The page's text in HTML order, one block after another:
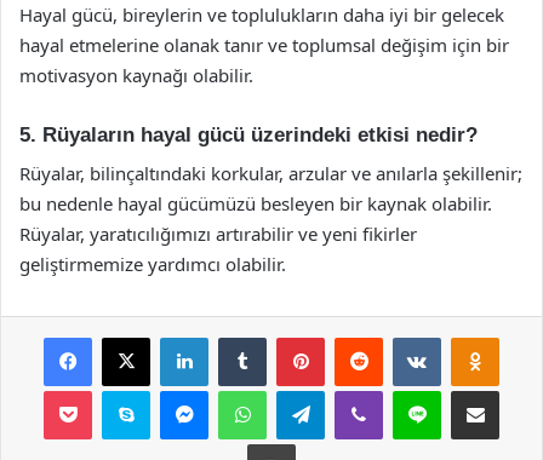
Hayal gücü, bireylerin ve toplulukların daha iyi bir gelecek
hayal etmelerine olanak tanır ve toplumsal değişim için bir
motivasyon kaynağı olabilir.
5. Rüyaların hayal gücü üzerindeki etkisi nedir?
Rüyalar, bilinçaltındaki korkular, arzular ve anılarla şekillenir;
bu nedenle hayal gücümüzü besleyen bir kaynak olabilir.
Rüyalar, yaratıcılığımızı artırabilir ve yeni fikirler
geliştirmemize yardımcı olabilir.
Facebook
X LinkedInTumblr PinterestReddit VKontakte
Pocket Skype MessengerWhatsAppTelegramViber Line E-Posta ile
Yazdır